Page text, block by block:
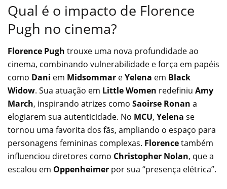
Qual é o impacto de Florence
Pugh no cinema?
Florence Pugh trouxe uma nova profundidade ao
cinema, combinando vulnerabilidade e força em papéis
como Dani em Midsommar eYelena em Black
Widow. Sua atuação em Little Women redefiniu Amy
March, inspirando atrizes como Saoirse Ronan a
elogiarem sua autenticidade. No MCU, Yelena se
tornou uma favorita dos fãs, ampliando o espaço para
personagens femininas complexas. Florencetambém
influenciou diretores como Christopher Nolan, que a
escalou em Oppenheimer por sua “presença elétrica”.